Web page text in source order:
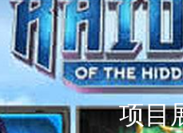
项目